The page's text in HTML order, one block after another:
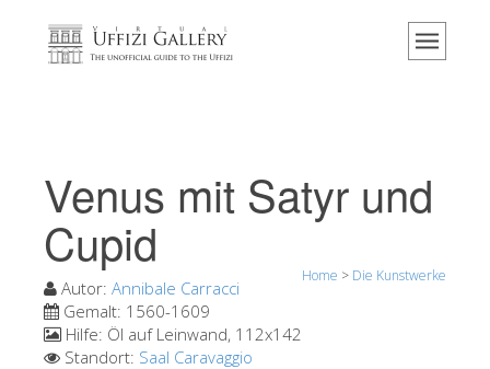
Home
Veranstaltungen & Ausstellungen
Die Uffizien entdecken
Jetzt buchen
Venus mit Satyr und
Cupid
Home > Die Kunstwerke
Autor: Annibale Carracci
Gemalt: 1560-1609
Hilfe: Öl auf Leinwand, 112x142
Standort: Saal Caravaggio